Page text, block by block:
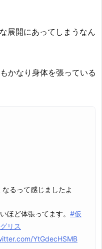
展開にあってしまうなん
かなり身体を張っている
るって感じましたよ
ほど体張ってます。 #仮
リス
YtGdecHSMB